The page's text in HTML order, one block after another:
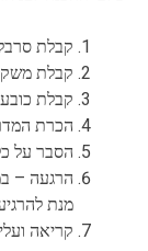
קבלת
קבלת
קבלת
הכרת
הסבר על
הרגעה –
מנת
קריאה